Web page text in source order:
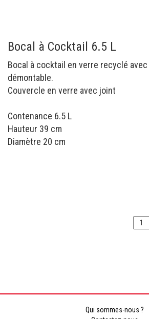
Bocal à Cocktail 6.5 L
Bocal à cocktail en verre recyclé
démontable.
Couvercle en verre avec joint
Contenance 6.5 L
Hauteur 39 cm
Diamètre 20 cm
Qui sommes-nous ?